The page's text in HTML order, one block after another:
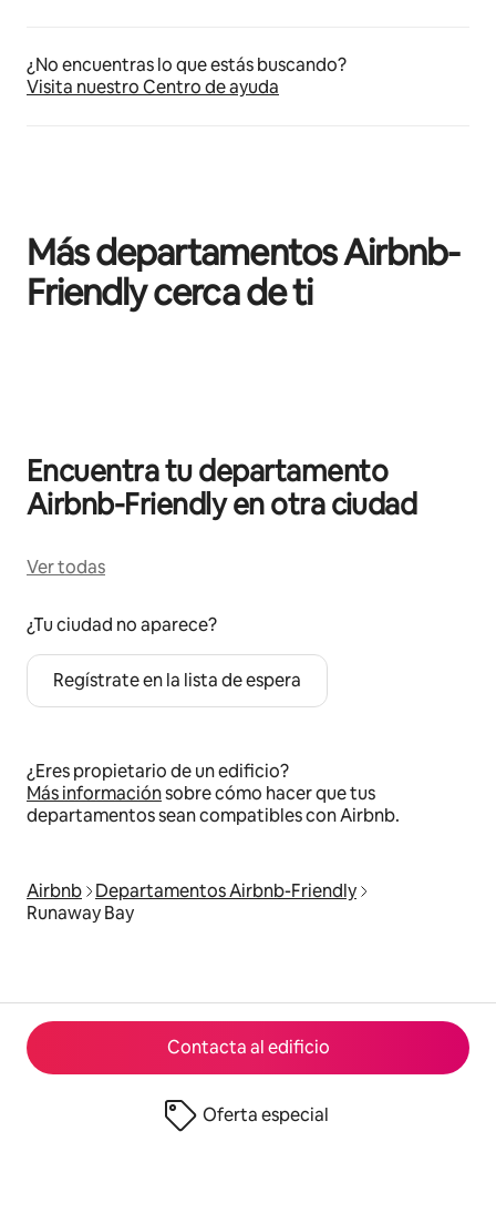
Contacta al edificio
Oferta especial
¿No encuentras lo que estás buscando?
Visita nuestro Centro de ayuda
Más departamentos Airbnb-
Friendly cerca de ti
Encuentra tu departamento
Airbnb-Friendly en otra ciudad
Ver todas
¿Tu ciudad no aparece?
Regístrate en la lista de espera
¿Eres propietario de un edificio?
Más informaciónsobre cómo hacer que tus
departamentos sean compatibles con Airbnb.
Airbnb
Departamentos Airbnb-Friendly
Runaway Bay